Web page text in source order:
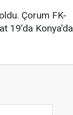
Çorum FK-
19’da Konya'da